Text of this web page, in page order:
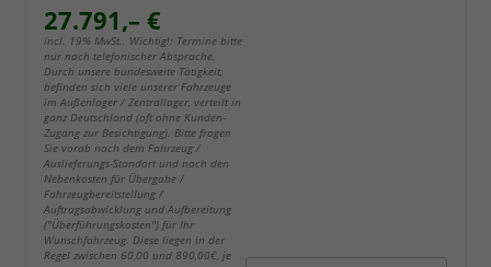
27.791,– €
incl. 19% MwSt.. Wichtig!: Termine bitte
nur nach telefonischer Absprache.
Durch unsere bundesweite Tätigkeit,
befinden sich viele unserer Fahrzeuge
im Außenlager / Zentrallager, verteilt in
ganz Deutschland (oft ohne Kunden-
Zugang zur Besichtigung). Bitte fragen
Sie vorab nach dem Fahrzeug /
Auslieferungs-Standort und nach den
Nebenkosten für Übergabe /
Fahrzeugbereitstellung /
Auftragsabwicklung und Aufbereitung
("Überführungskosten") für Ihr
Wunschfahrzeug. Diese liegen in der
Regel zwischen 60,00 und 890,00€, je